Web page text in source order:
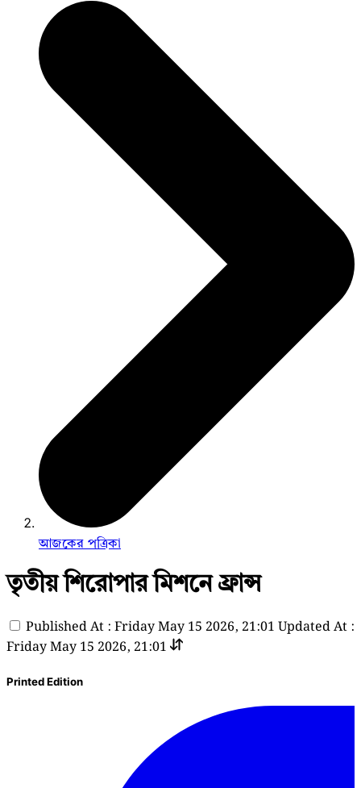
আজকের পত্রিকা
তৃতীয় শিরোপার মিশনে ফ্রান্স
Published At : Friday May 15 2026, 21:01 Updated At :
Friday May 15 2026, 21:01
Printed Edition